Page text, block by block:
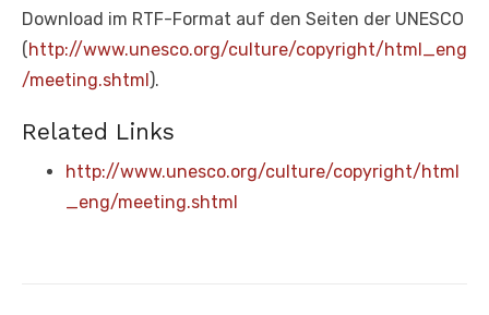
Download im RTF-Format auf den Seiten der UNESCO
(http://www.unesco.org/culture/copyright/html_eng
/meeting.shtml).
Related Links
http://www.unesco.org/culture/copyright/html
_eng/meeting.shtml